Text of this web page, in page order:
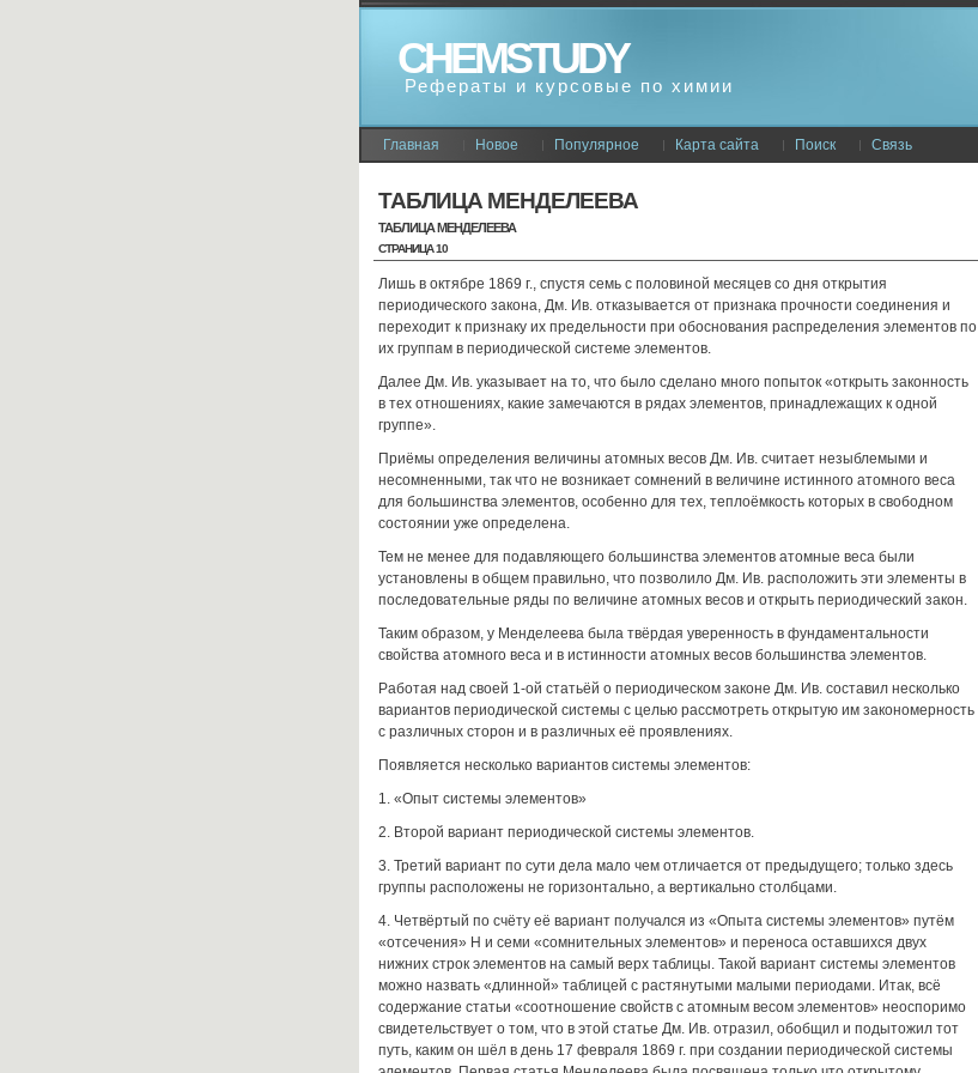
CHEMSTUDY
Рефераты и курсовые по химии
Главная Новое Популярное Карта сайта Поиск Связь
ТАБЛИЦА МЕНДЕЛЕЕВА
ТАБЛИЦА МЕНДЕЛЕЕВА
СТРАНИЦА 10
Лишь в октябре 1869 г., спустя семь с половиной месяцев со дня открытия
периодического закона, Дм. Ив. отказывается от признака прочности соединения и
переходит к признаку их предельности при обоснования распределения элементов по
их группам в периодической системе элементов.
Далее Дм. Ив. указывает на то, что было сделано много попыток «открыть законность
в тех отношениях, какие замечаются в рядах элементов, принадлежащих к одной
группе».
Приёмы определения величины атомных весов Дм. Ив. считает незыблемыми и
несомненными, так что не возникает сомнений в величине истинного атомного веса
для большинства элементов, особенно для тех, теплоёмкость которых в свободном
состоянии уже определена.
Тем не менее для подавляющего большинства элементов атомные веса были
установлены в общем правильно, что позволило Дм. Ив. расположить эти элементы в
последовательные ряды по величине атомных весов и открыть периодический закон.
Таким образом, у Менделеева была твёрдая уверенность в фундаментальности
свойства атомного веса и в истинности атомных весов большинства элементов.
Работая над своей 1-ой статьёй о периодическом законе Дм. Ив. составил несколько
вариантов периодической системы с целью рассмотреть открытую им закономерность
с различных сторон и в различных её проявлениях.
Появляется несколько вариантов системы элементов:
1. «Опыт системы элементов»
2. Второй вариант периодической системы элементов.
3. Третий вариант по сути дела мало чем отличается от предыдущего; только здесь
группы расположены не горизонтально, а вертикально столбцами.
4. Четвёртый по счёту её вариант получался из «Опыта системы элементов» путём
«отсечения» H и семи «сомнительных элементов» и переноса оставшихся двух
нижних строк элементов на самый верх таблицы. Такой вариант системы элементов
можно назвать «длинной» таблицей с растянутыми малыми периодами. Итак, всё
содержание статьи «соотношение свойств с атомным весом элементов» неоспоримо
свидетельствует о том, что в этой статье Дм. Ив. отразил, обобщил и подытожил тот
путь, каким он шёл в день 17 февраля 1869 г. при создании периодической системы